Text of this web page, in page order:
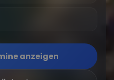
anzeigen